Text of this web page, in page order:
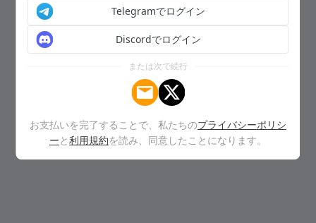
Telegramでログイン
Discordでログイン
または次で続行
お支払いを完了することで、私たちのプライバシーポリシ
ーと利用規約を読み、同意したことになります。